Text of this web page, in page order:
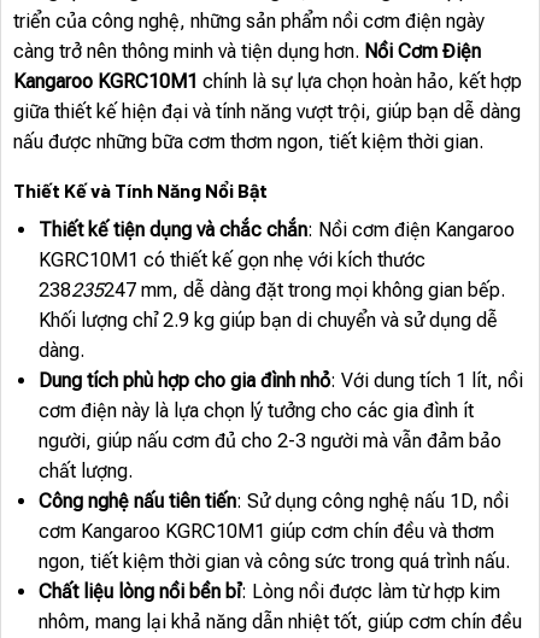
triển của công nghệ, những sản phẩm nồi cơm điện ngày
càng trở nên thông minh và tiện dụng hơn. Nồi Cơm Điện
Kangaroo KGRC10M1 chính là sự lựa chọn hoàn hảo, kết hợp
giữa thiết kế hiện đại và tính năng vượt trội, giúp bạn dễ dàng
nấu được những bữa cơm thơm ngon, tiết kiệm thời gian.
Thiết Kế và Tính Năng Nổi Bật
Thiết kế tiện dụng và chắc chắn: Nồi cơm điện Kangaroo
KGRC10M1 có thiết kế gọn nhẹ với kích thước
238235247 mm, dễ dàng đặt trong mọi không gian bếp.
Khối lượng chỉ 2.9 kg giúp bạn di chuyển và sử dụng dễ
dàng.
Dung tích phù hợp cho gia đình nhỏ: Với dung tích 1 lít, nồi
cơm điện này là lựa chọn lý tưởng cho các gia đình ít
người, giúp nấu cơm đủ cho 2-3 người mà vẫn đảm bảo
chất lượng.
Công nghệ nấu tiên tiến: Sử dụng công nghệ nấu 1D, nồi
cơm Kangaroo KGRC10M1 giúp cơm chín đều và thơm
ngon, tiết kiệm thời gian và công sức trong quá trình nấu.
Chất liệu lòng nồi bền bỉ: Lòng nồi được làm từ hợp kim
nhôm, mang lại khả năng dẫn nhiệt tốt, giúp cơm chín đều